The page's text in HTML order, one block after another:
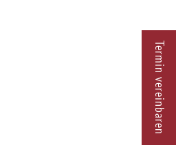
Termin vereinbaren